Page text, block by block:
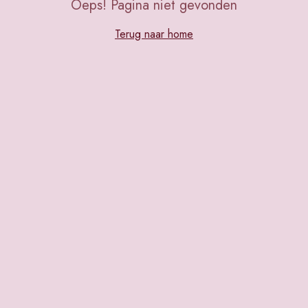
Oeps! Pagina niet gevonden
Terug naar home